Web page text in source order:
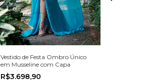
Vestido de Festa Ombro Único
em Musseline com Capa
R$3.698,90